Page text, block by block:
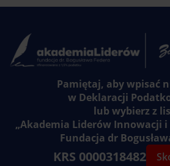
Pamiętaj, aby wpisać
w Deklaracji
lub wybierz z
„Akademia Liderów Innowacji i
Fundacja dr
KRS 0000318482